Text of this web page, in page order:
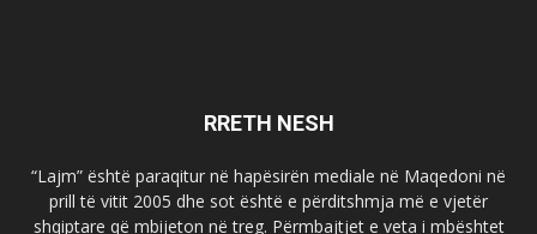
RRETH NESH
“Lajm” është paraqitur në hapësirën mediale në Maqedoni në
prill të vitit 2005 dhe sot është e përditshmja më e vjetër
shqiptare që mbijeton në treg. Përmbajtjet e veta i mbështet